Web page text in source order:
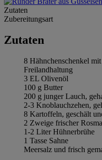
Zutaten
Zubereitungsart
Zutaten
8 Hähnchenschenkel
Freilandhaltung
3 EL Olivenöl
100 g Butter
200 g junger Lauch,
2-3 Knoblauchzehen,
8 Kartoffeln, geschält
2 Zweige frischer
1-2 Liter Hühnerbrühe
1 Tasse Sahne
Meersalz und frisch